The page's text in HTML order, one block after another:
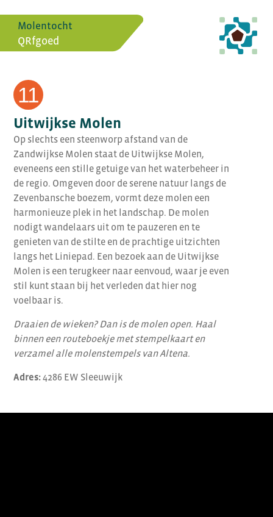
Molentocht
QRfgoed
11
Uitwijkse Molen
Op slechts een steenworp afstand van de
Zandwijkse Molen staat de Uitwijkse Molen,
eveneens een stille getuige van het waterbeheer in
de regio. Omgeven door de serene natuur langs de
Zevenbansche boezem, vormt deze molen een
harmonieuze plek in het landschap. De molen
nodigt wandelaars uit om te pauzeren en te
genieten van de stilte en de prachtige uitzichten
langs het Liniepad. Een bezoek aan de Uitwijkse
Molen is een terugkeer naar eenvoud, waar je even
stil kunt staan bij het verleden dat hier nog
voelbaar is.
Draaien de wieken? Dan is de molen open. Haal
binnen een routeboekje met stempelkaart en
verzamel alle molenstempels van Altena.
Adres:4286 EW Sleeuwijk